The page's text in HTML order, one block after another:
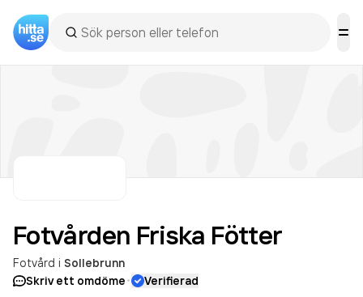
Fotvården Friska Fötter
Fotvård i Sollebrunn
Skriv ett omdöme· Verifierad